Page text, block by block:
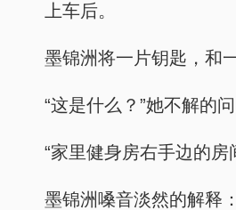
上车后。
墨锦洲将一片钥匙，和
“这是什么？”她不解的问
“家里健身房右手边的
墨锦洲嗓音淡然的解释